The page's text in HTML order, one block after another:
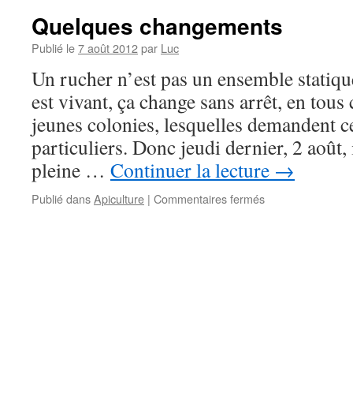
Quelques changements
Publié le7 août 2012par Luc
Un rucher n’est pas un ensemble
est vivant, ça change sans arrêt, en
jeunes colonies, lesquelles demandent
particuliers. Donc jeudi dernier, 2
pleine … Continuer la lecture →
Publié dansApiculture | Commentaires fermés